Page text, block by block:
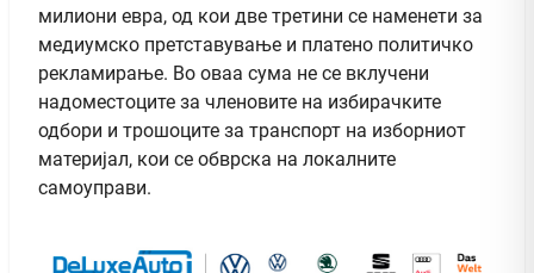
милиони евра, од кои две третини се наменети за
медиумско претставување и платено политичко
рекламирање. Во оваа сума не се вклучени
надоместоците за членовите на избирачките
одбори и трошоците за транспорт на изборниот
материјал, кои се обврска на локалните
самоуправи.